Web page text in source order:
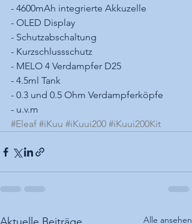
- 4600mAh integrierte Akkuzelle
- OLED Display
- Schutzabschaltung
- Kurzschlussschutz
- MELO 4 Verdampfer D25
- 4.5ml Tank
- 0.3 und 0.5 Ohm Verdampferköpfe
- u.v.m
#Eleaf #iKuu #iKuui200 #iKuui200Kit
Alle ansehen